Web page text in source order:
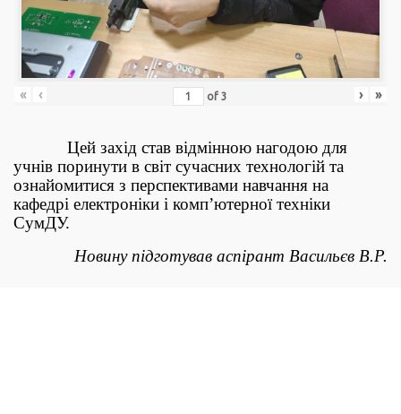
« ‹ of3 › »
Цей захід став відмінною нагодою для
учнів поринути в світ сучасних технологій та
ознайомитися з перспективами навчання на
кафедрі електроніки і комп’ютерної техніки
СумДУ.
Новину підготував аспірант Васильєв В.Р.